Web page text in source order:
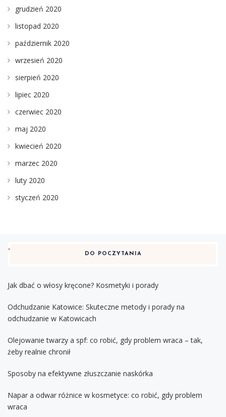
grudzień 2020
listopad 2020
październik 2020
wrzesień 2020
sierpień 2020
lipiec 2020
czerwiec 2020
maj 2020
kwiecień 2020
marzec 2020
luty 2020
styczeń 2020
DO POCZYTANIA
Jak dbać o włosy kręcone? Kosmetyki i porady
Odchudzanie Katowice: Skuteczne metody i porady na
odchudzanie w Katowicach
Olejowanie twarzy a spf: co robić, gdy problem wraca – tak,
żeby realnie chronił
Sposoby na efektywne złuszczanie naskórka
Napar a odwar różnice w kosmetyce: co robić, gdy problem
wraca